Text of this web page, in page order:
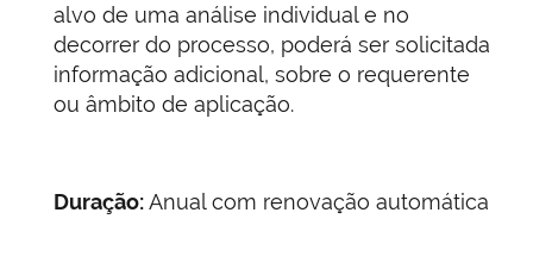
alvo de uma análise individual e no
decorrer do processo, poderá ser solicitada
informação adicional, sobre o requerente
ou âmbito de aplicação.
Duração:Anual com renovação automática